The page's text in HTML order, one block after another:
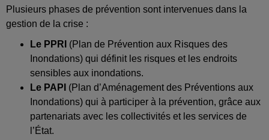
Plusieurs phases de prévention sont intervenues dans la
gestion de la crise :
Le PPRI (Plan de Prévention aux Risques des
Inondations) qui définit les risques et les endroits
sensibles aux inondations.
Le PAPI (Plan d’Aménagement des Préventions aux
Inondations) qui à participer à la prévention, grâce aux
partenariats avec les collectivités et les services de
l’État.